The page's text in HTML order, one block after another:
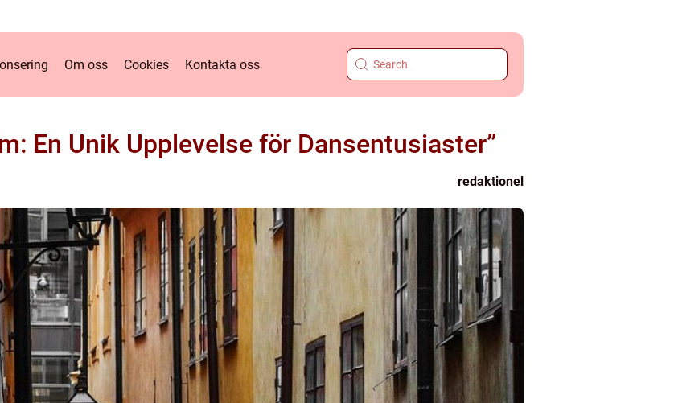
Om oss Cookies Kontakta oss
En Unik Upplevelse för Dansentusiaster”
redaktionel